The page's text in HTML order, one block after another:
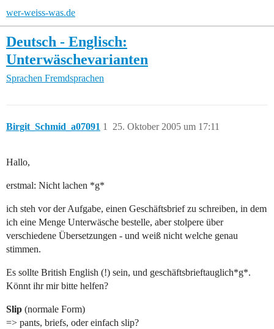
wer-weiss-was.de
Deutsch - Englisch:
Unterwäschevarianten
Sprachen Fremdsprachen
Birgit_Schmid_a07091 25. Oktober 2005 um 17:11
1
Hallo,
erstmal: Nicht lachen *g*
ich steh vor der Aufgabe, einen Geschäftsbrief zu schreiben, in dem
ich eine Menge Unterwäsche bestelle, aber stolpere über
verschiedene Übersetzungen - und weiß nicht welche genau
stimmen.
Es sollte British English (!) sein, und geschäftsbrieftauglich*g*.
Könnt ihr mir bitte helfen?
Slip (normale Form)
=> pants, briefs, oder einfach slip?